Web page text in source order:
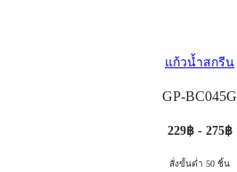
แก้วน้ำสกรีน
GP-BC045G
229฿ - 275฿
สั่งขั้นต่ำ 50 ชิ้น